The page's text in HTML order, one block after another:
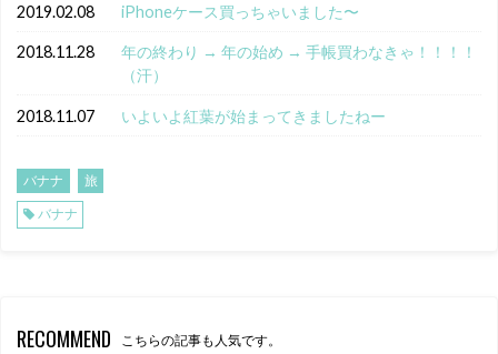
2019.02.08 iPhoneケース買っちゃいました〜
2018.11.28
年の終わり → 年の始め → 手帳買わなきゃ！！！！
（汗）
2018.11.07 いよいよ紅葉が始まってきましたねー
バナナ
旅
バナナ
RECOMMEND こちらの記事も人気です。